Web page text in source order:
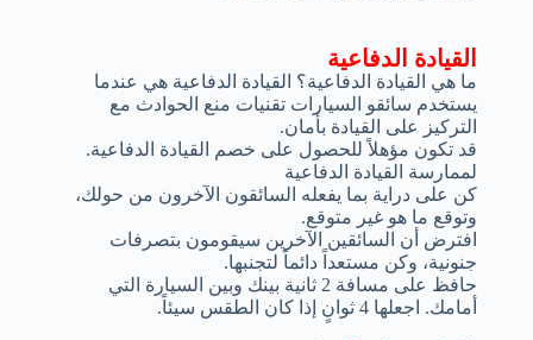
القيادة الدفاعية
ما هي القيادة الدفاعية؟ القيادة الدفاعية هي عندما
يستخدم سائقو السيارات تقنيات منع الحوادث مع
التركيز على القيادة بأمان.
قد تكون مؤهلاً للحصول على خصم القيادة الدفاعية.
لممارسة القيادة الدفاعية
كن على دراية بما يفعله السائقون الآخرون من حولك،
وتوقع ما هو غير متوقع.
افترض أن السائقين الآخرين سيقومون بتصرفات
جنونية، وكن مستعداً دائماً لتجنبها.
حافظ على مسافة 2 ثانية بينك وبين السيارة التي
أمامك. اجعلها 4 ثوانٍ إذا كان الطقس سيئاً.